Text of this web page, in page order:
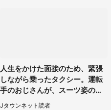
人生をかけた面接のため、緊張
しながら乗ったタクシー。運転
手のおじさんが、スーツ姿の私
を見て...（福岡県・30代女性）
Jタウンネット読者